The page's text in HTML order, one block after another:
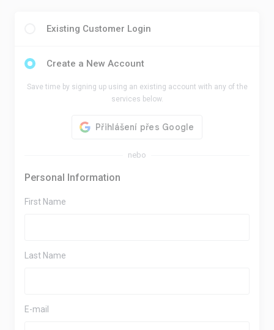
Existing Customer Login
Create a New Account
Save time by signing up using an existing account with any of the
services below.
nebo
Personal Information
First Name
Last Name
E-mail